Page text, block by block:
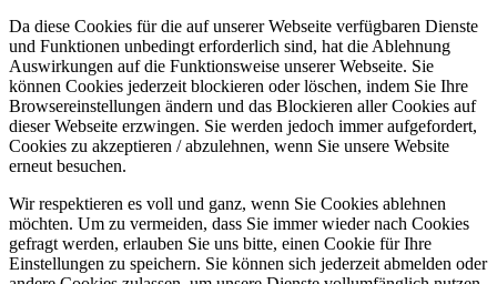
Da diese Cookies für die auf unserer Webseite verfügbaren Dienste
und Funktionen unbedingt erforderlich sind, hat die Ablehnung
Auswirkungen auf die Funktionsweise unserer Webseite. Sie
können Cookies jederzeit blockieren oder löschen, indem Sie Ihre
Browsereinstellungen ändern und das Blockieren aller Cookies auf
dieser Webseite erzwingen. Sie werden jedoch immer aufgefordert,
Cookies zu akzeptieren / abzulehnen, wenn Sie unsere Website
erneut besuchen.
Wir respektieren es voll und ganz, wenn Sie Cookies ablehnen
möchten. Um zu vermeiden, dass Sie immer wieder nach Cookies
gefragt werden, erlauben Sie uns bitte, einen Cookie für Ihre
Einstellungen zu speichern. Sie können sich jederzeit abmelden oder